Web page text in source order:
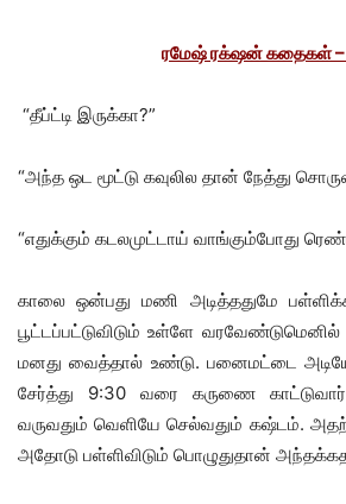
ரமேஷ் ரக்‌ஷன் கதைகள் –
“தீப்ட்டி இருக்கா?”
“அந்த ஒட மூட்டு கவுலில தான் நேத்து
“எதுக்கும் கடலமுட்டாய் வாங்கும்போது
காலை ஒன்பது மணி அடித்ததுமே
பூட்டப்பட்டுவிடும் உள்ளே வரவேண்டுமெனில்
மனது வைத்தால் உண்டு. பனைமட்டை
சேர்த்து 9:30 வரை கருணை
வருவதும் வெளியே செல்வதும் கஷ்டம்.
அதோடு பள்ளிவிடும் பொழுதுதான்